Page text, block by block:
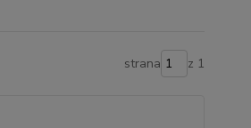
strana z 1